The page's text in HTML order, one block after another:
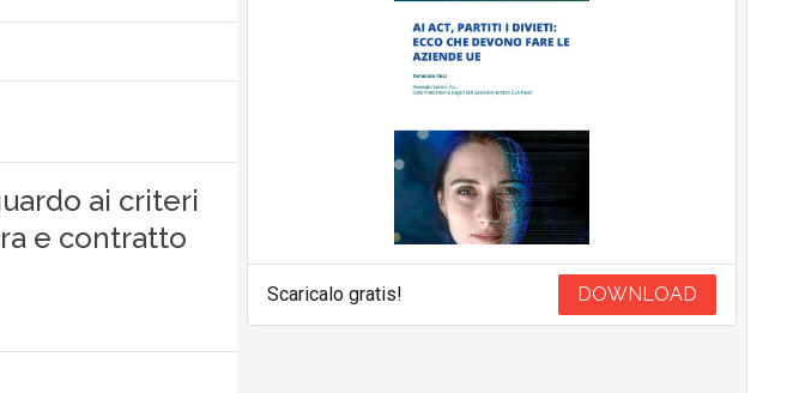
ai criteri
e contratto
Scaricalo gratis! DOWNLOAD